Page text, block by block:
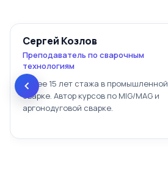
Сергей Козлов
Преподаватель по сварочным
технологиям
Более 15 лет стажа в промышленной
сварке. Автор курсов по MIG/MAG и
аргонодуговой сварке.